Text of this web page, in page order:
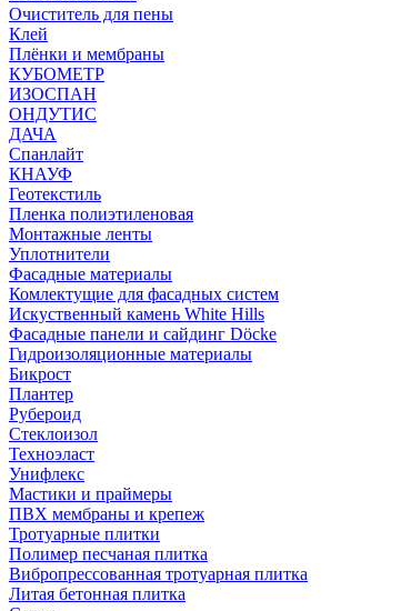
Очиститель для пены
Клей
Плёнки и мембраны
КУБОМЕТР
ИЗОСПАН
ОНДУТИС
ДАЧА
Спанлайт
КНАУФ
Геотекстиль
Пленка полиэтиленовая
Монтажные ленты
Уплотнители
Фасадные материалы
Комлектущие для фасадных систем
Искуственный камень White Hills
Фасадные панели и сайдинг Döcke
Гидроизоляционные материалы
Бикрост
Плантер
Рубероид
Стеклоизол
Техноэласт
Унифлекс
Мастики и праймеры
ПВХ мембраны и крепеж
Тротуарные плитки
Полимер песчаная плитка
Вибропрессованная тротуарная плитка
Литая бетонная плитка